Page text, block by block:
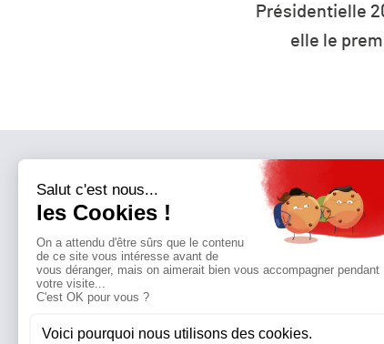
Présidentielle 2027 : la défiance devient
elle le premier parti de France ?
QUI SOMMES-NOUS?MENTIONS LÉGALES